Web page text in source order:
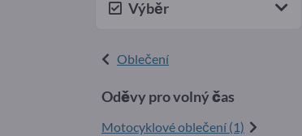
Výběr
Oblečení
Oděvy pro volný čas
Motocyklové oblečení (1)